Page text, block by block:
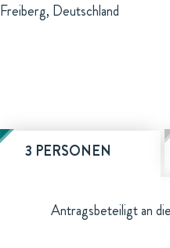
Freiberg, Deutschland
3 PERSONEN
Antragsbeteiligt an